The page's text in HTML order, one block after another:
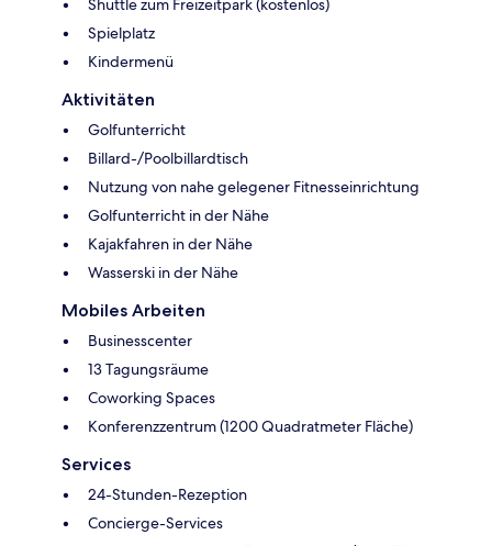
Shuttle zum Freizeitpark (kostenlos)
Spielplatz
Kindermenü
Aktivitäten
Golfunterricht
Billard-/Poolbillardtisch
Nutzung von nahe gelegener Fitnesseinrichtung
Golfunterricht in der Nähe
Kajakfahren in der Nähe
Wasserski in der Nähe
Mobiles Arbeiten
Businesscenter
13 Tagungsräume
Coworking Spaces
Konferenzzentrum (1200 Quadratmeter Fläche)
Services
24-Stunden-Rezeption
Concierge-Services